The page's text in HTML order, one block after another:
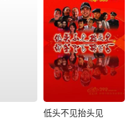
低头不见抬头见